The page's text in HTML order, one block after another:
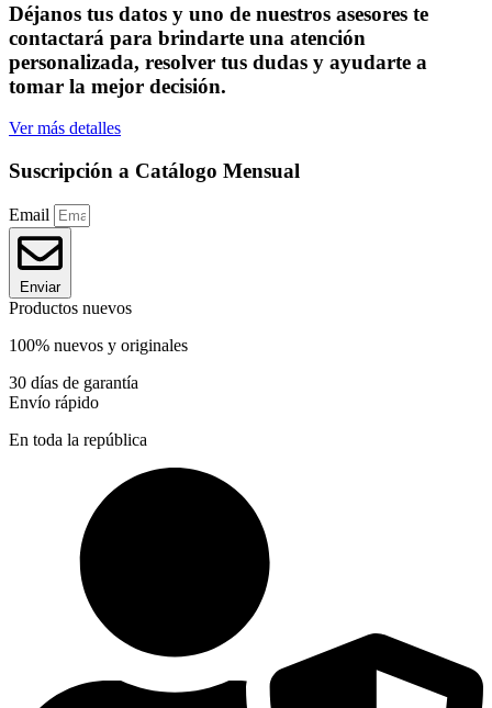
Déjanos tus datos y uno de nuestros asesores te
contactará para brindarte una atención
personalizada, resolver tus dudas y ayudarte a
tomar la mejor decisión.
Ver más detalles
Suscripción a Catálogo Mensual
Email
Enviar
Productos nuevos
100% nuevos y originales
30 días de garantía
Envío rápido
En toda la república